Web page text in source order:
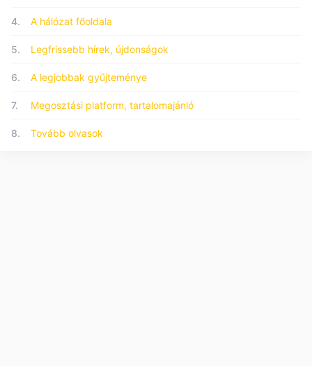
4. A hálózat főoldala
5. Legfrissebb hírek, újdonságok
6. A legjobbak gyűjteménye
7. Megosztási platform, tartalomajánló
8. Tovább olvasok